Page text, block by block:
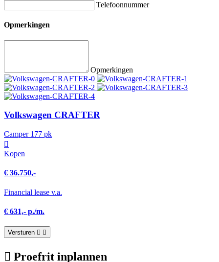
Telefoonnummer
Opmerkingen
Opmerkingen
Volkswagen CRAFTER
Camper 177 pk
Kopen
€ 36.750,-
Financial lease v.a.
€ 631,- p./m.
Versturen
Proefrit inplannen